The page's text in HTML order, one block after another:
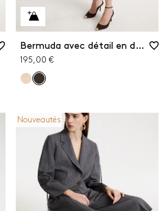
Bermuda avec détail en dentelle
195,00 €
Nouveautés